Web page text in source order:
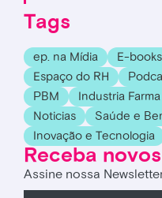
Tags
ep. na Mídia E-books
Espaço do RH
PBM
Industria
Noticias
Saúde e
Inovação e Tecnologia
Receba
Assine nossa